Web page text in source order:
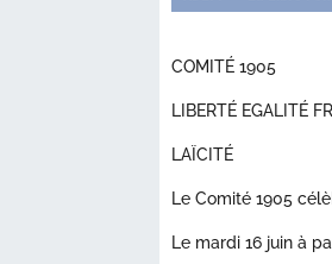
COMITÉ 1905
LIBERTÉ EGALITÉ
LAÏCITÉ
Le Comité 1905
Le mardi 16 juin à